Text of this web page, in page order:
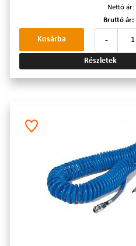
Nettó ár:
Bruttó ár:
-
Kosárba
Részletek